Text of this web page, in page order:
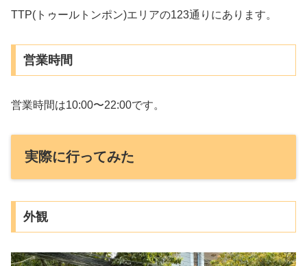
TTP(トゥールトンポン)エリアの123通りにあります。
営業時間
営業時間は10:00〜22:00です。
実際に行ってみた
外観